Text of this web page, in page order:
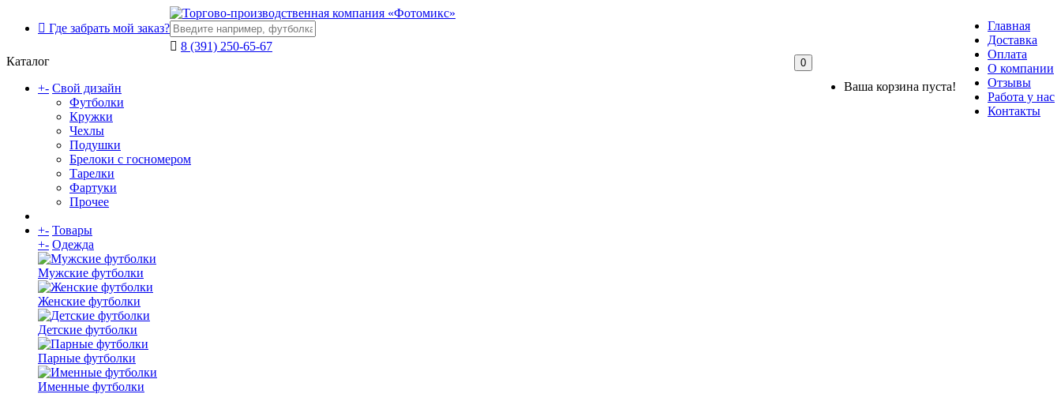
Где забрать мой заказ?
Главная
Доставка
Оплата
О компании
Отзывы
Работа у нас
Контакты
8 (391) 250-65-67
0
Ваша корзина пуста!
Каталог
+- Свой дизайн
Футболки
Кружки
Чехлы
Подушки
Брелоки с госномером
Тарелки
Фартуки
Прочее
+- Товары
+- Одежда
Мужские футболки
Женские футболки
Детские футболки
Парные футболки
Именные футболки